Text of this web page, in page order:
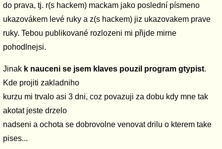
do prava, tj. r(s hackem) mackam jako poslední písmeno
ukazovákem levé ruky a z(s hackem) jiz ukazovakem prave
ruky. Tebou publikované rozlozeni mi přijde mirne
pohodlnejsi.
Jinak k nauceni se jsem klaves pouzil program gtypist.
Kde projiti zakladniho
kurzu mi trvalo asi 3 dni, coz povazuji za dobu kdy mne tak
akotat jeste drzelo
nadseni a ochota se dobrovolne venovat drilu o kterem take
pises...